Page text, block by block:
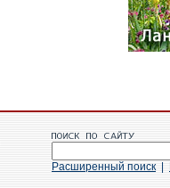
Расширенный поиск